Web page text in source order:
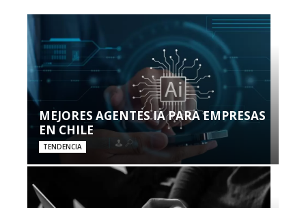
MEJORES AGENTES IA PARA EMPRESAS
EN CHILE
TENDENCIA